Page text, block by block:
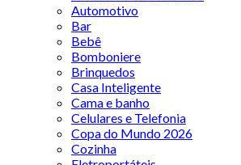
Automotivo
Bar
Bebê
Bomboniere
Brinquedos
Casa Inteligente
Cama e banho
Celulares e Telefonia
Copa do Mundo 2026
Cozinha